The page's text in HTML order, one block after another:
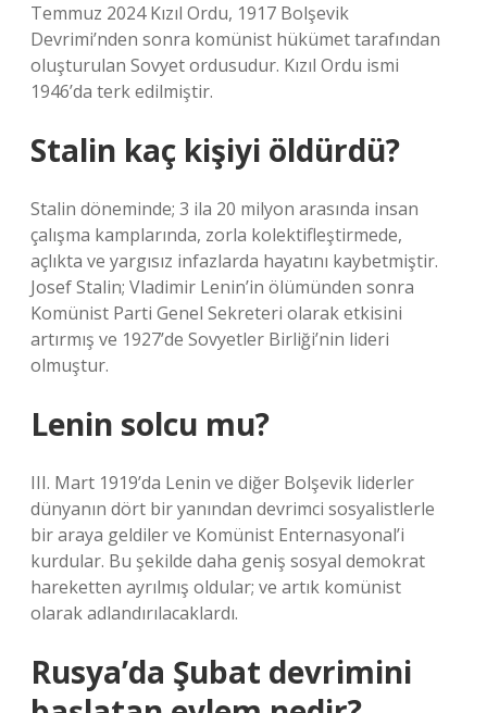
Temmuz 2024 Kızıl Ordu, 1917 Bolşevik
Devrimi’nden sonra komünist hükümet tarafından
oluşturulan Sovyet ordusudur. Kızıl Ordu ismi
1946’da terk edilmiştir.
Stalin kaç kişiyi öldürdü?
Stalin döneminde; 3 ila 20 milyon arasında insan
çalışma kamplarında, zorla kolektifleştirmede,
açlıkta ve yargısız infazlarda hayatını kaybetmiştir.
Josef Stalin; Vladimir Lenin’in ölümünden sonra
Komünist Parti Genel Sekreteri olarak etkisini
artırmış ve 1927’de Sovyetler Birliği’nin lideri
olmuştur.
Lenin solcu mu?
III. Mart 1919’da Lenin ve diğer Bolşevik liderler
dünyanın dört bir yanından devrimci sosyalistlerle
bir araya geldiler ve Komünist Enternasyonal’i
kurdular. Bu şekilde daha geniş sosyal demokrat
hareketten ayrılmış oldular; ve artık komünist
olarak adlandırılacaklardı.
Rusya’da Şubat devrimini